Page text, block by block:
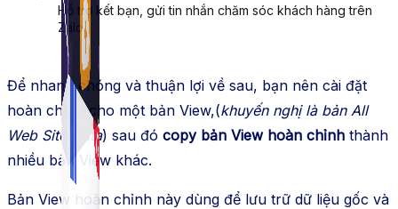
Hỗ trợ kết bạn, gửi tin nhắn chăm sóc khách hàng trên
Zalo.
Để nhanh chóng và thuận lợi về sau, bạn nên cài đặt
hoàn chỉnh cho một bản View,(khuyến nghị là bản All
Web Site Data) sau đó copy bản View hoàn chỉnh thành
nhiều bản View khác.
Bản View hoàn chỉnh này dùng để lưu trữ dữ liệu gốc và